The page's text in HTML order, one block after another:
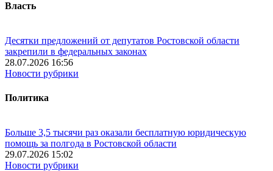
Власть
Десятки предложений от депутатов Ростовской области
закрепили в федеральных законах
28.07.2026 16:56
Новости рубрики
Политика
Больше 3,5 тысячи раз оказали бесплатную юридическую
помощь за полгода в Ростовской области
29.07.2026 15:02
Новости рубрики